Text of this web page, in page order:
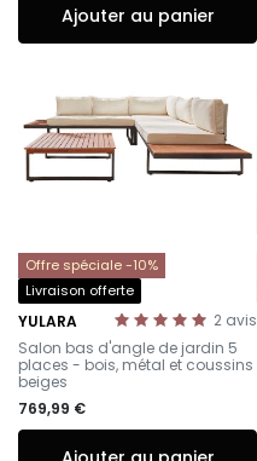
Ajouter au panier
Offre spéciale -10%
Livraison offerte
2 avis
YULARA
-
Salon bas d'angle de jardin 5
places - bois, métal et coussins
beiges
769,99 €